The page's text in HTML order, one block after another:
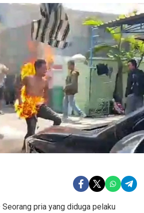
Seorang pria yang diduga pelaku